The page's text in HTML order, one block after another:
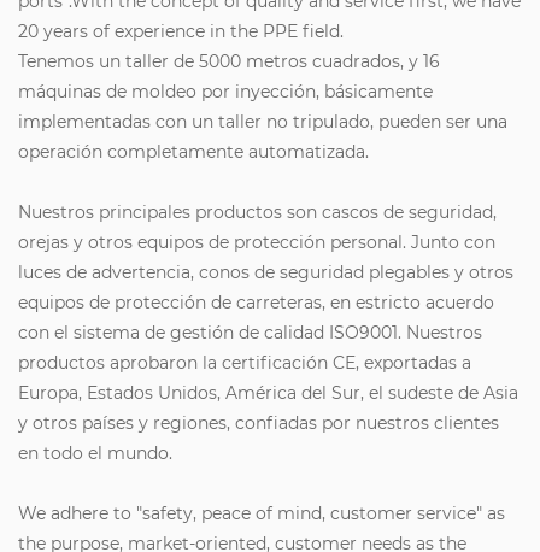
20 years of experience in the PPE field.
Tenemos un taller de 5000 metros cuadrados, y 16
máquinas de moldeo por inyección, básicamente
implementadas con un taller no tripulado, pueden ser una
operación completamente automatizada.
Nuestros principales productos son cascos de seguridad,
orejas y otros equipos de protección personal. Junto con
luces de advertencia, conos de seguridad plegables y otros
equipos de protección de carreteras, en estricto acuerdo
con el sistema de gestión de calidad ISO9001. Nuestros
productos aprobaron la certificación CE, exportadas a
Europa, Estados Unidos, América del Sur, el sudeste de Asia
y otros países y regiones, confiadas por nuestros clientes
en todo el mundo.
We adhere to "safety, peace of mind, customer service" as
the purpose, market-oriented, customer needs as the